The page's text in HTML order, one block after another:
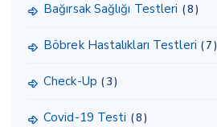
Bağırsak Sağlığı Testleri (8)
Böbrek Hastalıkları Testleri (7)
Check-Up (3)
Covid-19 Testi (8)